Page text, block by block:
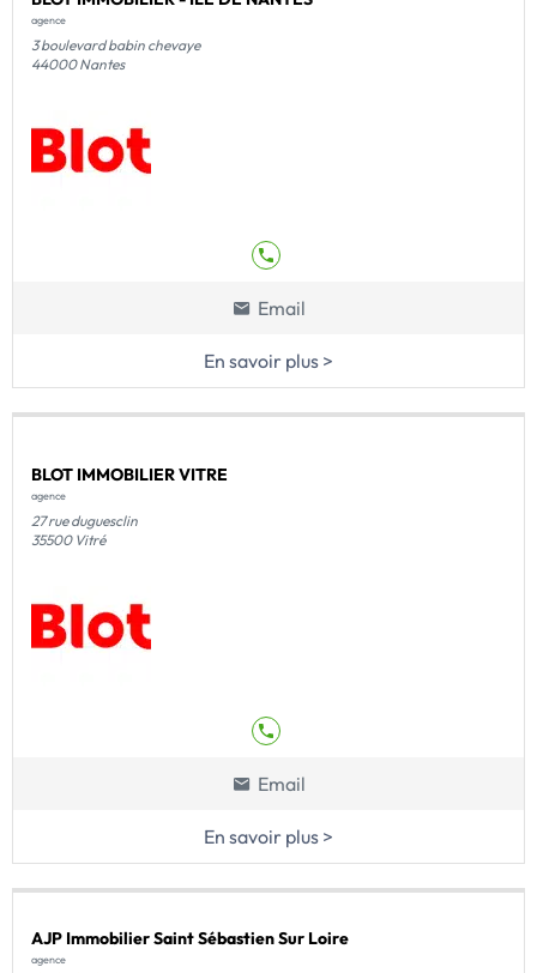
agence
3 boulevard babin chevaye
44000 Nantes
Email
En savoir plus >
BLOT IMMOBILIER VITRE
agence
27 rue duguesclin
35500 Vitré
Email
En savoir plus >
AJP Immobilier Saint Sébastien Sur Loire
agence